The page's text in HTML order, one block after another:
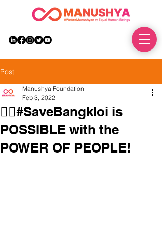
Post
✊🏻#SaveBangkloi is
POSSIBLE with the
POWER OF PEOPLE!
Manushya Foundation
Feb 3, 2022